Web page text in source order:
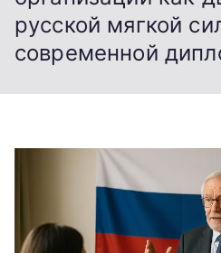
русской мягкой
современной